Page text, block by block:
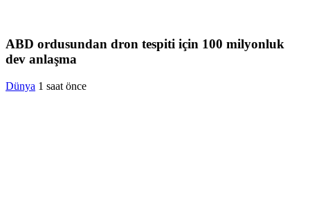
ABD ordusundan dron tespiti için 100 milyonluk
dev anlaşma
Dünya 1 saat önce